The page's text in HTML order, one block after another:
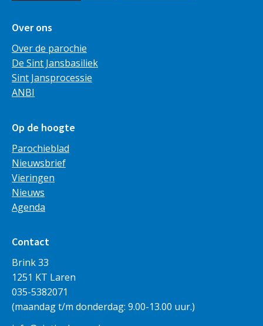
Over ons
Over de parochie
De Sint Jansbasiliek
Sint Jansprocessie
ANBI
Op de hoogte
Parochieblad
Nieuwsbrief
Vieringen
Nieuws
Agenda
Contact
Brink 33
1251 KT Laren
035-5382071
(maandag t/m donderdag: 9.00-13.00 uur.)